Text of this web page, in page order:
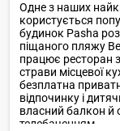
Одне з наших
користується
будинок Pasha
піщаного пляжу
працює ресторан
страви місцевої
безплатна
відпочинку і
власний балкон й
телебаченням.